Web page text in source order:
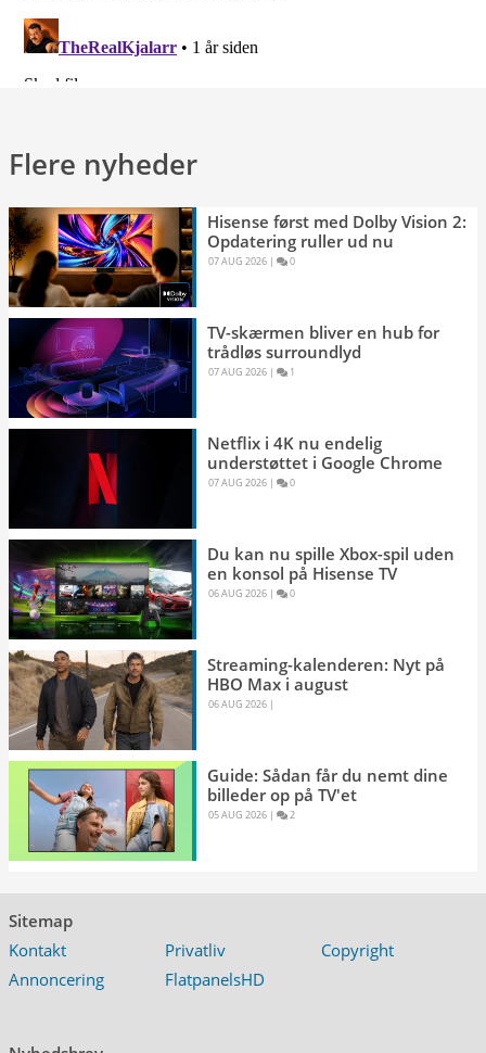
Flere nyheder
Hisense først med Dolby Vision 2:
Opdatering ruller ud nu
07 AUG 2026 | 0
TV-skærmen bliver en hub for
trådløs surroundlyd
07 AUG 2026 | 1
Netflix i 4K nu endelig
understøttet i Google Chrome
07 AUG 2026 | 0
Du kan nu spille Xbox-spil uden
en konsol på Hisense TV
06 AUG 2026 | 0
Streaming-kalenderen: Nyt på
HBO Max i august
06 AUG 2026 |
Guide: Sådan får du nemt dine
billeder op på TV'et
05 AUG 2026 | 2
Sitemap
Kontakt
Privatliv
Copyright
Annoncering
FlatpanelsHD